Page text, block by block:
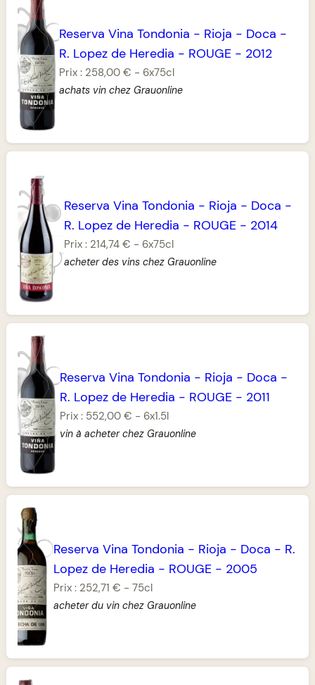
Reserva Vina Tondonia - Rioja - Doca -
R. Lopez de Heredia - ROUGE - 2012
Prix : 258,00 € - 6x75cl
achats vin chez Grauonline
Reserva Vina Tondonia - Rioja - Doca -
R. Lopez de Heredia - ROUGE - 2014
Prix : 214,74 € - 6x75cl
acheter des vins chez Grauonline
Reserva Vina Tondonia - Rioja - Doca -
R. Lopez de Heredia - ROUGE- 2011
Prix : 552,00 € - 6x1.5l
vin à acheter chez Grauonline
Reserva Vina Tondonia - Rioja - Doca - R.
Lopez de Heredia - ROUGE- 2005
Prix : 252,71 € - 75cl
acheter du vin chez Grauonline